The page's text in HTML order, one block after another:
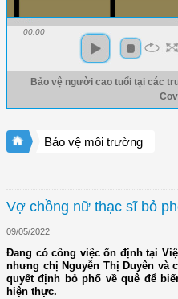
00:00
Bảo vệ người cao tuổi tại các
Bảo vệ môi trường
Vợ chồng nữ thạc sĩ bỏ
09/05/2022
Đang có công việc ổn định tại
nhưng chị Nguyễn Thị Duyên và
quyết định bỏ phố về quê để
hiện thực.